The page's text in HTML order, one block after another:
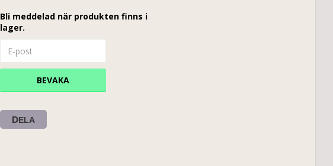
Bli meddelad när produkten finns i
lager.
BEVAKA
DELA